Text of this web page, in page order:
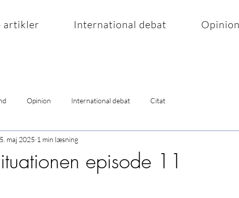
artikler International debat Opinion
Opinion International debat Citat
episode 11
maj 2025 1 min læsning